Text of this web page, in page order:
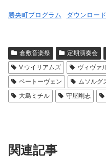
勝央町プログラム ダウンロード
倉敷音楽祭 定期演奏会
V.ウイリアムズ
ヴィヴァ
ベートーヴェン
ムソルグ
大島ミチル
守屋剛志
関連記事